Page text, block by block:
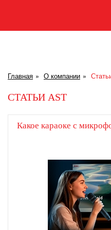
Главная О компании
СТАТЬИ AST
Какое караоке с